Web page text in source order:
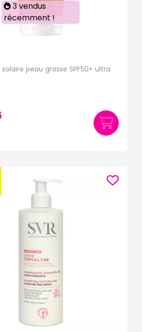
3 vendus
récemment !
peau grasse SPF50+ ultra